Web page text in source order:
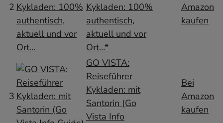
2
Kykladen: 100%
authentisch,
aktuell und vor
Ort…*
Amazon
kaufen
3
GO VISTA:
Reiseführer
Kykladen: mit
Santorin (Go
Vista Info
Bei
Amazon
kaufen